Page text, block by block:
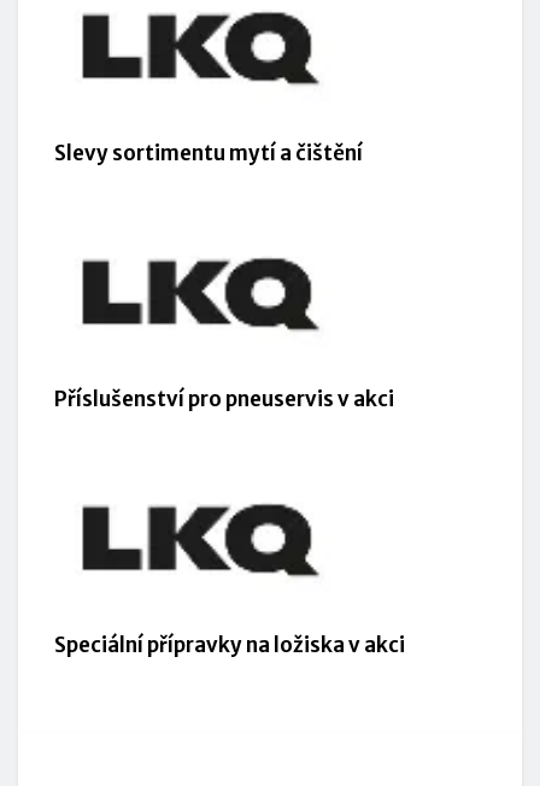
Slevy sortimentu mytí a čištění
Příslušenství pro pneuservis v akci
Speciální přípravky na ložiska v akci